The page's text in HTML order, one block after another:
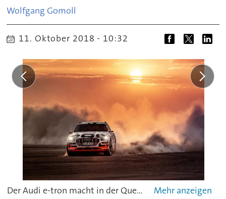
Wolfgang Gomoll
11. Oktober 2018 - 10:32
Der Audi e-tron macht in der Querbeschleunigung richtig Laune.